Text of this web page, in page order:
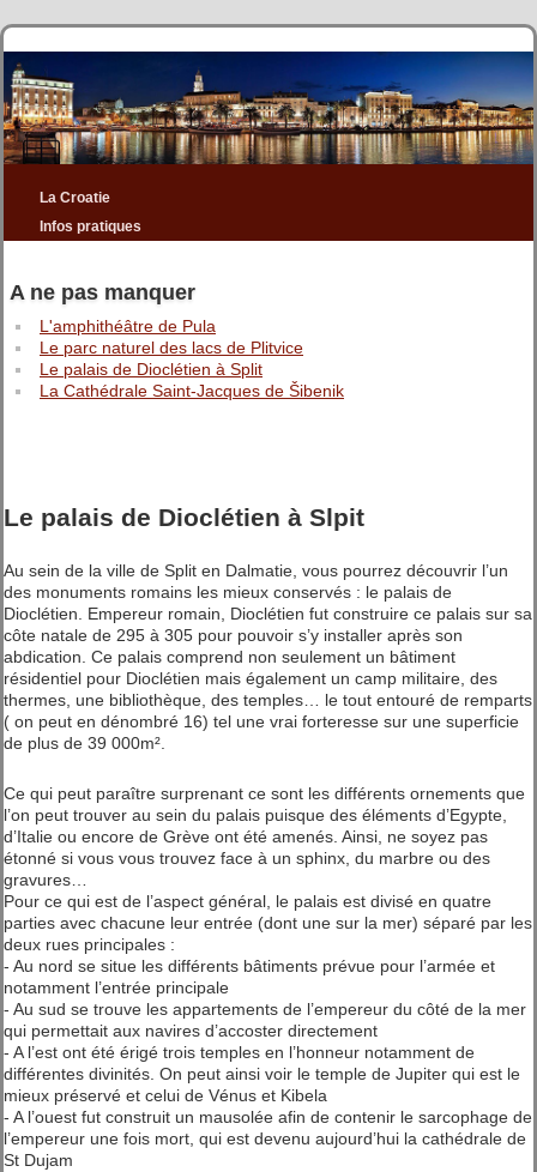
La Croatie
Infos pratiques
A ne pas manquer
L'amphithéâtre de Pula
Le parc naturel des lacs de Plitvice
Le palais de Dioclétien à Split
La Cathédrale Saint-Jacques de Šibenik
Le palais de Dioclétien à Slpit
Au sein de la ville de Split en Dalmatie, vous pourrez découvrir l’un
des monuments romains les mieux conservés : le palais de
Dioclétien. Empereur romain, Dioclétien fut construire ce palais sur sa
côte natale de 295 à 305 pour pouvoir s’y installer après son
abdication. Ce palais comprend non seulement un bâtiment
résidentiel pour Dioclétien mais également un camp militaire, des
thermes, une bibliothèque, des temples… le tout entouré de remparts
( on peut en dénombré 16) tel une vrai forteresse sur une superficie
de plus de 39 000m².
Ce qui peut paraître surprenant ce sont les différents ornements que
l’on peut trouver au sein du palais puisque des éléments d’Egypte,
d’Italie ou encore de Grève ont été amenés. Ainsi, ne soyez pas
étonné si vous vous trouvez face à un sphinx, du marbre ou des
gravures…
Pour ce qui est de l’aspect général, le palais est divisé en quatre
parties avec chacune leur entrée (dont une sur la mer) séparé par les
deux rues principales :
- Au nord se situe les différents bâtiments prévue pour l’armée et
notamment l’entrée principale
- Au sud se trouve les appartements de l’empereur du côté de la mer
qui permettait aux navires d’accoster directement
- A l’est ont été érigé trois temples en l’honneur notamment de
différentes divinités. On peut ainsi voir le temple de Jupiter qui est le
mieux préservé et celui de Vénus et Kibela
- A l’ouest fut construit un mausolée afin de contenir le sarcophage de
l’empereur une fois mort, qui est devenu aujourd’hui la cathédrale de
St Dujam